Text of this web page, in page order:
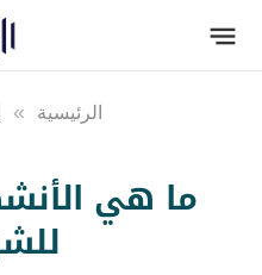
الرئيسية »
ما هي